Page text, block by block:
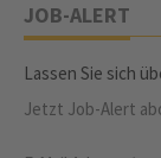
JOB-ALERT
Lassen Sie sich
Jetzt Job-Alert